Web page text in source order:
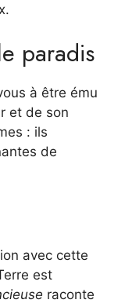
paradis
à être ému
et de son
: ils
de
avec cette
est
raconte